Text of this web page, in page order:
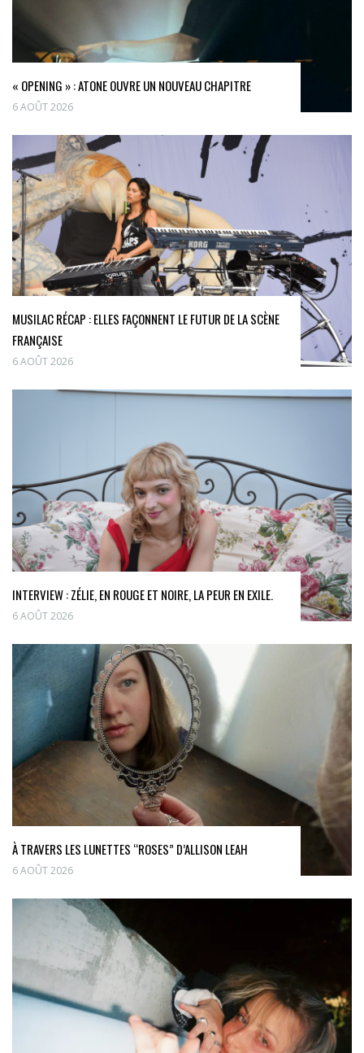
« OPENING » : ATONE OUVRE UN NOUVEAU CHAPITRE
6 AOÛT 2026
MUSILAC RÉCAP : ELLES FAÇONNENT LE FUTUR DE LA SCÈNE
FRANÇAISE
6 AOÛT 2026
INTERVIEW : ZÉLIE, EN ROUGE ET NOIRE, LA PEUR EN EXILE.
6 AOÛT 2026
À TRAVERS LES LUNETTES “ROSES” D’ALLISON LEAH
6 AOÛT 2026